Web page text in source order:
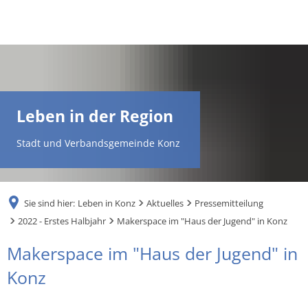
FR
TR
Leben in der Region
Stadt und Verbandsgemeinde Konz
Sie sind hier: Leben in Konz Aktuelles
Pressemitteilung
2022 - Erstes Halbjahr
Makerspace im "Haus der Jugend" in Konz
Makerspace im "Haus der Jugend" in
Konz